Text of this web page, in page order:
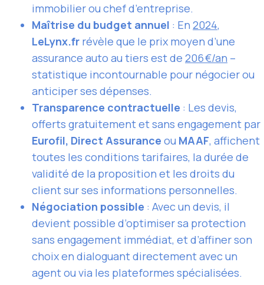
immobilier ou chef d’entreprise.
Maîtrise du budget annuel : En 2024,
LeLynx.fr révèle que le prix moyen d’une
assurance auto au tiers est de 206 €/an –
statistique incontournable pour négocier ou
anticiper ses dépenses.
Transparence contractuelle : Les devis,
offerts gratuitement et sans engagement par
Eurofil, Direct Assurance ou MAAF, affichent
toutes les conditions tarifaires, la durée de
validité de la proposition et les droits du
client sur ses informations personnelles.
Négociation possible : Avec un devis, il
devient possible d’optimiser sa protection
sans engagement immédiat, et d’affiner son
choix en dialoguant directement avec un
agent ou via les plateformes spécialisées.